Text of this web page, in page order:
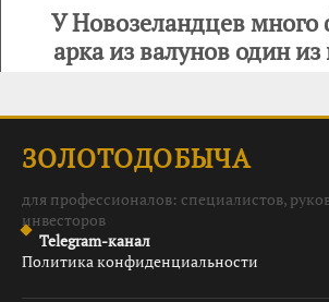
У Новозеландцев много
арка из валунов один
ЗОЛОТОДОБЫЧА
для профессионалов: специалистов,
инвесторов
Telegram-канал
Политика конфиденциальности